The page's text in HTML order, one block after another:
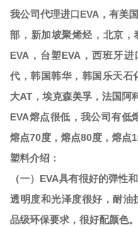
我公司代理进口EVA，有美
部，新加坡聚烯烃，北京，
EVA ，台塑EVA ，西班牙
代，韩国韩华，韩国乐天石
大AT ，埃克森美孚，法国阿
EVA熔点很低，我公司有低
熔点70度，熔点80度，熔点
塑料介绍：
（一） EVA具有很好的弹性
透明度和光泽度很好，耐油
品级环保要求，很好配颜色。